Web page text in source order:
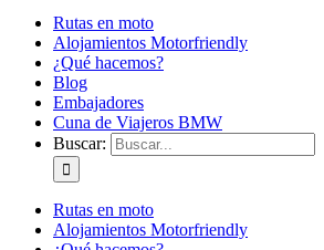
Rutas en moto
Alojamientos Motorfriendly
¿Qué hacemos?
Blog
Embajadores
Cuna de Viajeros BMW
Buscar:
Rutas en moto
Alojamientos Motorfriendly